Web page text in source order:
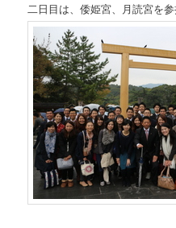
二日目は、倭姫宮、月読宮を参